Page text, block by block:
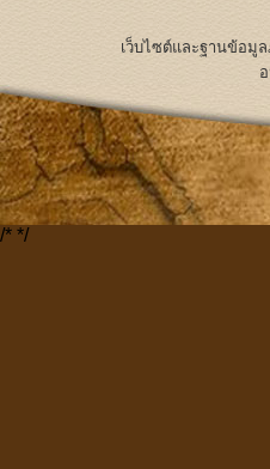
เว็บไซต์และฐานข้อมู
/* */